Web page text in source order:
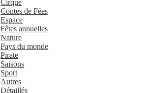
Cirque
Contes de Fées
Espace
Fêtes annuelles
Nature
Pays du monde
Pirate
Saisons
Sport
Autres
Détaillés